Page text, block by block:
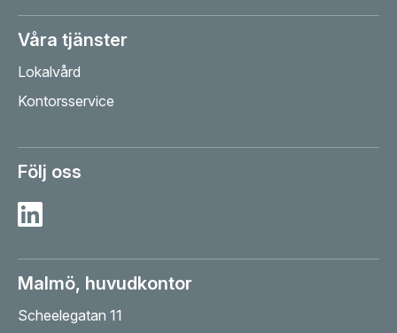
Våra tjänster
Lokalvård
Kontorsservice
Följ oss
Malmö, huvudkontor
Scheelegatan 11